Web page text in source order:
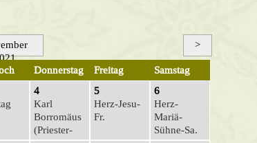
>
Donnerstag Freitag
Samstag
4
Karl
Borromäus
(Prie­ster-
5
Herz-Jesu-
Fr.
6
Herz-
Mariä-
Sühne-Sa.